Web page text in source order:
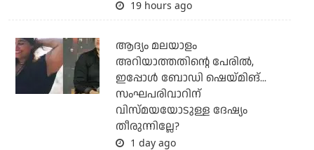
19 hours ago
ആദ്യം മലയാളം
അറിയാത്തതിന്റെ പേരില്‍,
ഇപ്പോള്‍ ബോഡി ഷെയ്മിങ്...
സംഘപരിവാറിന്
വിസ്മയയോടുള്ള ദേഷ്യം
തീരുന്നില്ലേ?
1 day ago